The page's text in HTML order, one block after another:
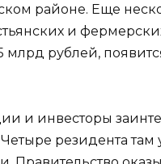
районе. Еще
и
рублей,
и инвесторы
резидента там